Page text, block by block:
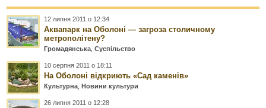
12 липня 2011 о 12:34
Аквапарк на Оболоні — загроза столичному
метрополітену?
Громадянська ,Суспільство
10 серпня 2011 о 18:11
На Оболоні відкриють «Сад каменів»
Культурна ,Новини культури
26 липня 2011 о 12:28